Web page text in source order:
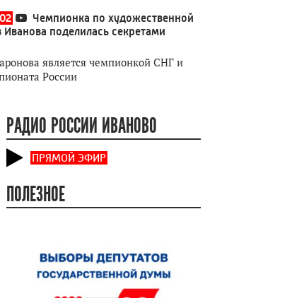
Чемпионка по художественной
Иванова поделилась секретами
является чемпионкой СНГ и
России
РАДИО РОССИИ ИВАНОВО
ПРЯМОЙ ЭФИР
ПОЛЕЗНОЕ